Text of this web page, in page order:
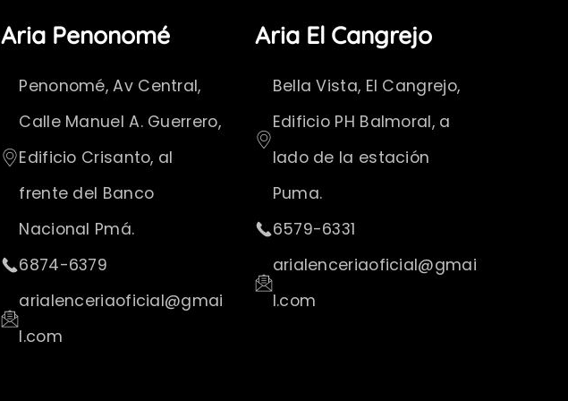
Aria Penonomé
Penonomé, Av Central,
Calle Manuel A. Guerrero,
Edificio Crisanto, al
frente del Banco
Nacional Pmá.
6874-6379
arialenceriaoficial@gmai
l.com
Aria El Cangrejo
Bella Vista, El Cangrejo,
Edificio PH Balmoral, a
lado de la estación
Puma.
6579-6331
arialenceriaoficial@gmai
l.com